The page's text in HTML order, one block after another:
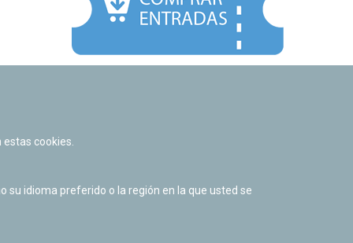
Política de cookies
Derecho de acceso a información pública
cookies.
su idioma preferido o la región en la que usted se